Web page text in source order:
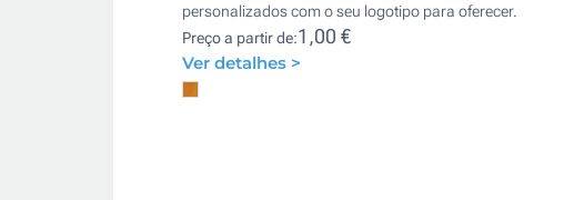
personalizados com o seu logotipo para oferecer.
Preço a partir de:1,00 €
Ver detalhes >